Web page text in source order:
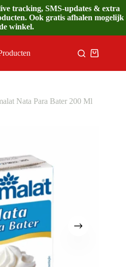
tracking, SMS-updates & extra
Ook gratis afhalen mogelijk
winkel.
Nata Para Bater 200 Ml